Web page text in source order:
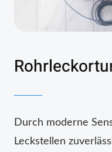
Durch moderne
Leckstellen